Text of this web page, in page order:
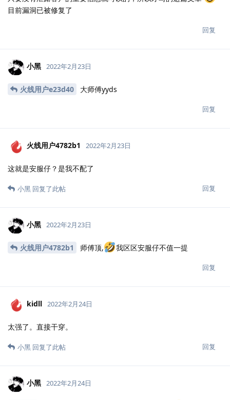
目前漏洞已被修复了
回复
小黑 2022年2月23日
火线用户e23d40 大师傅yyds
回复
火线用户4782b1 2022年2月23日
这就是安服仔？是我不配了
回复
小黑 回复了此帖
小黑 2022年2月23日
火线用户4782b1 师傅顶, 我区区安服仔不值一提
回复
kidll 2022年2月24日
太强了。直接干穿。
回复
小黑 回复了此帖
小黑 2022年2月24日